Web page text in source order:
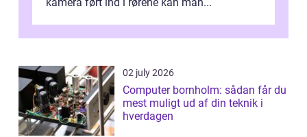
02 july 2026
Computer bornholm: sådan får du
mest muligt ud af din teknik i
hverdagen